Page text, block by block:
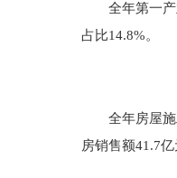
全年第一产业
占比14.8%。
全年房屋施工
房销售额41.7亿